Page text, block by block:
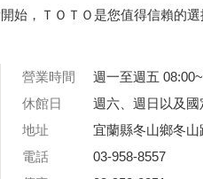
始，ＴＯＴＯ是您值得信賴的選
營業時間
週一至週五
休館日
週六、週日以及國
地址
宜蘭縣冬山鄉冬山
電話
03-958-8557